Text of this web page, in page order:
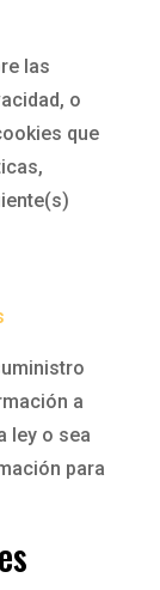
las
o
que
a
ley o sea
para